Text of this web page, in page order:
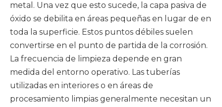
metal. Una vez que esto sucede, la capa pasiva de
óxido se debilita en áreas pequeñas en lugar de en
toda la superficie. Estos puntos débiles suelen
convertirse en el punto de partida de la corrosión.
La frecuencia de limpieza depende en gran
medida del entorno operativo. Las tuberías
utilizadas en interiores o en áreas de
procesamiento limpias generalmente necesitan un